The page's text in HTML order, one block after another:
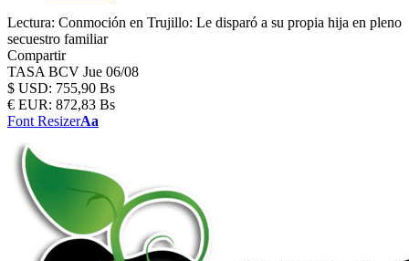
Lectura: Conmoción en Trujillo: Le disparó a su propia hija en pleno
secuestro familiar
Compartir
TASA BCV Jue 06/08
$ USD: 755,90 Bs
€ EUR: 872,83 Bs
Font ResizerAa